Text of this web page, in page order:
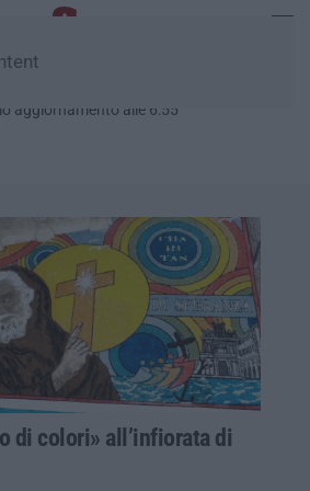
aggiornamento alle 6:55
di colori» all’infiorata di